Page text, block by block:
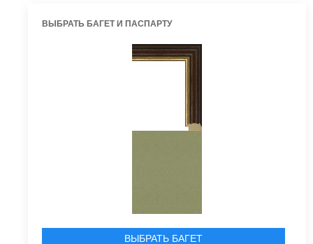
ВЫБРАТЬ БАГЕТ И ПАСПАРТУ
ВЫБРАТЬ БАГЕТ